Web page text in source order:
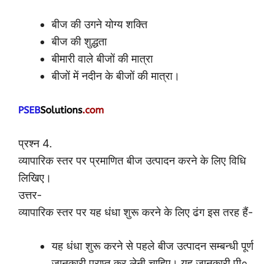
बीज की उगने योग्य शक्ति
बीज की शुद्धता
बीमारी वाले बीजों की मात्रा
बीजों में नदीन के बीजों की मात्रा।
प्रश्न 4.
व्यापारिक स्तर पर प्रमाणित बीज उत्पादन करने के लिए विधि
लिखिए।
उत्तर-
व्यापारिक स्तर पर यह धंधा शुरू करने के लिए ढंग इस तरह हैं-
यह धंधा शुरू करने से पहले बीज उत्पादन सम्बन्धी पूर्ण